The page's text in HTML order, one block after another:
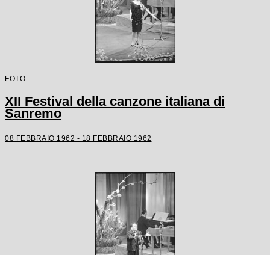
FOTO
XII Festival della canzone italiana di
Sanremo
08 FEBBRAIO 1962 - 18 FEBBRAIO 1962